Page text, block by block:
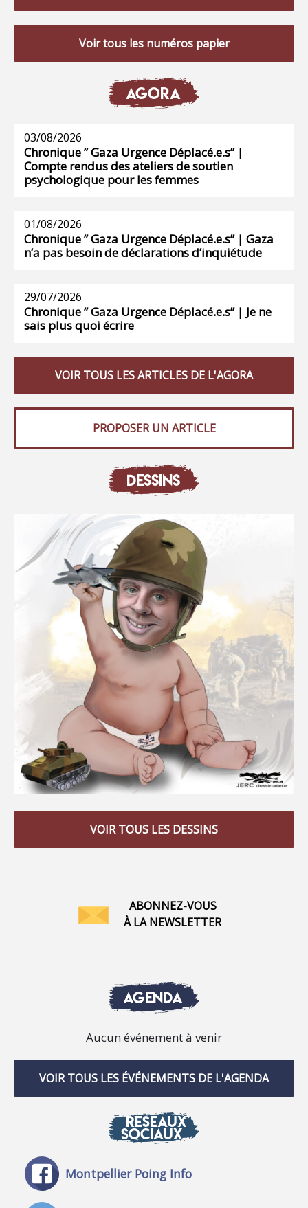
Voir tous les numéros papier
AGORA
03/08/2026
Chronique ” Gaza Urgence Déplacé.e.s” |
Compte rendus des ateliers de soutien
psychologique pour les femmes
01/08/2026
Chronique ” Gaza Urgence Déplacé.e.s” | Gaza
n’a pas besoin de déclarations d’inquiétude
29/07/2026
Chronique ” Gaza Urgence Déplacé.e.s” | Je ne
sais plus quoi écrire
VOIR TOUS LES ARTICLES DE L'AGORA
PROPOSER UN ARTICLE
DESSINS
VOIR TOUS LES DESSINS
ABONNEZ-VOUS
À LA NEWSLETTER
AGENDA
Aucun événement à venir
VOIR TOUS LES ÉVÉNEMENTS DE L'AGENDA
RÉSEAUX
SOCIAUX
Montpellier Poing Info